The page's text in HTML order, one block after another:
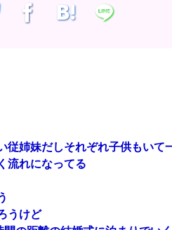
姉妹だしそれぞれ子供もいて
流れになってる
うけど